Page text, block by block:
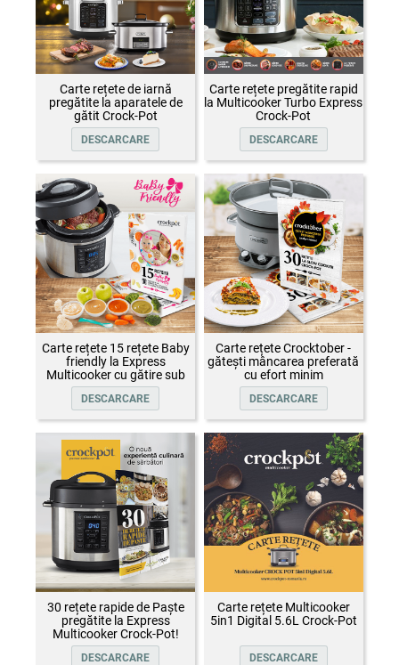
Carte rețete de iarnă
pregătite la aparatele de
gătit Crock-Pot
DESCARCARE
Carte rețete pregătite rapid
la Multicooker Turbo Express
Crock-Pot
DESCARCARE
Carte rețete 15 rețete Baby
friendly la Express
Multicooker cu gătire sub
presiune Crock-Pot
DESCARCARE
Carte rețete Crocktober -
gătești mâncarea preferată
cu efort minim
DESCARCARE
30 rețete rapide de Paște
pregătite la Express
Multicooker Crock-Pot!
DESCARCARE
Carte rețete Multicooker
5in1 Digital 5.6L Crock-Pot
DESCARCARE